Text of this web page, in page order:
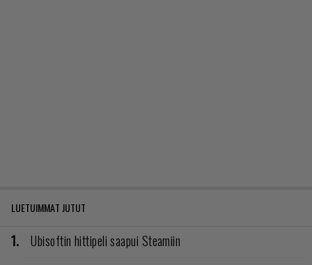
LUETUIMMAT JUTUT
Ubisoftin hittipeli saapui Steamiin